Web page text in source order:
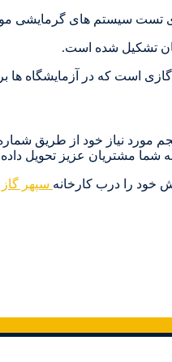
شما مشتریان عزیز تحویل
خود را درب کارخانه سپهر گاز